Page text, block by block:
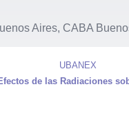
Aires, CABA
UBANEX
de las Radiaciones